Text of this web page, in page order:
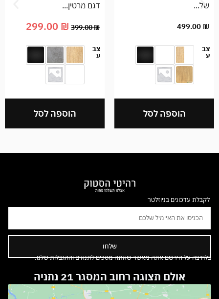
499.00 ₪
של...
צב
ע
הוספה לסל
399.00₪
299.00 ₪
דגם מרטין...
צב
ע
הוספה לסל
לקבלת עדכונים בניוזלטר
שלחו
בלחיצה על הירשם אתה מאשר שאתה מסכים לתנאים וההגבלות שלנו.
אולם תצוגה רחוב המסגר 21 נתניה